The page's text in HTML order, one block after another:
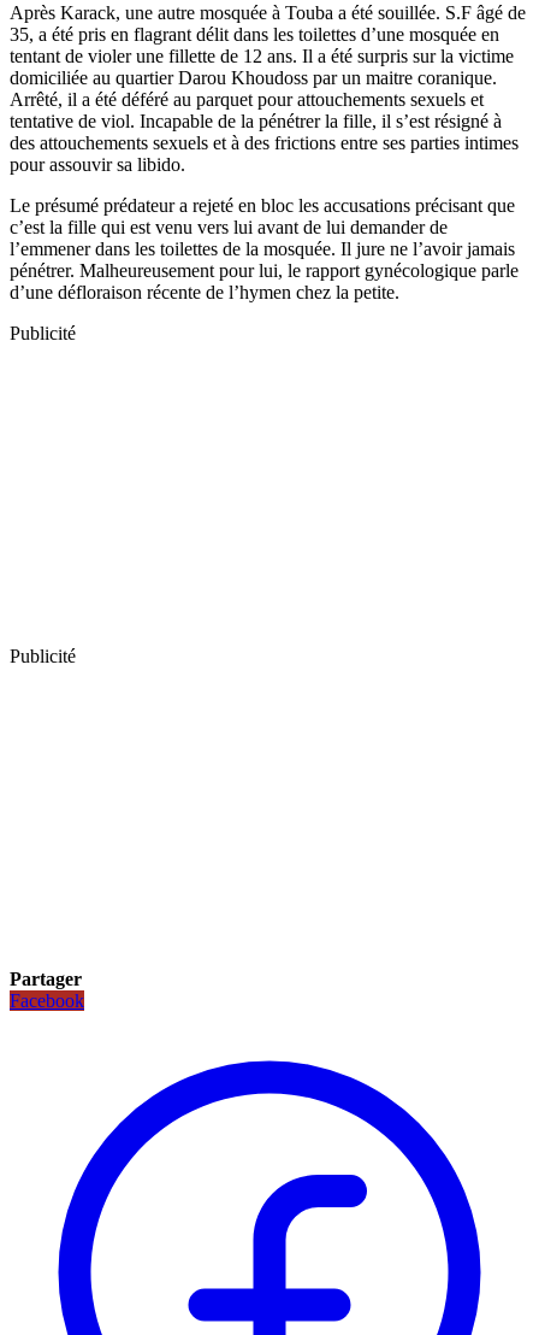
Après Karack, une autre mosquée à Touba a été souillée. S.F âgé de
35, a été pris en flagrant délit dans les toilettes d’une mosquée en
tentant de violer une fillette de 12 ans. Il a été surpris sur la victime
domiciliée au quartier Darou Khoudoss par un maitre coranique.
Arrêté, il a été déféré au parquet pour attouchements sexuels et
tentative de viol. Incapable de la pénétrer la fille, il s’est résigné à
des attouchements sexuels et à des frictions entre ses parties intimes
pour assouvir sa libido.
Le présumé prédateur a rejeté en bloc les accusations précisant que
c’est la fille qui est venu vers lui avant de lui demander de
l’emmener dans les toilettes de la mosquée. Il jure ne l’avoir jamais
pénétrer. Malheureusement pour lui, le rapport gynécologique parle
d’une défloraison récente de l’hymen chez la petite.
Publicité
Publicité
Partager
Facebook